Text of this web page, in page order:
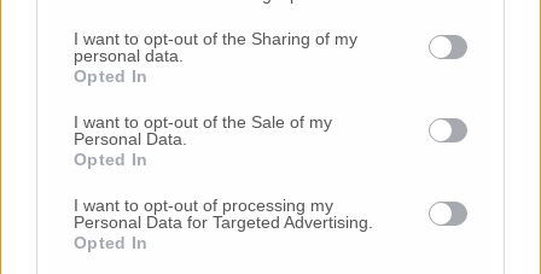
I want to opt-out of the Sharing of my
personal data.
Opted In
I want to opt-out of the Sale of my
Personal Data.
Opted In
I want to opt-out of processing my
Personal Data for Targeted Advertising.
Opted In
Vai alla home
Commenti